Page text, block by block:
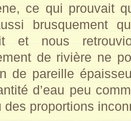
ce qui prouvait
brusquement
et nous
de rivière ne
de pareille
d’eau peu
des proportions